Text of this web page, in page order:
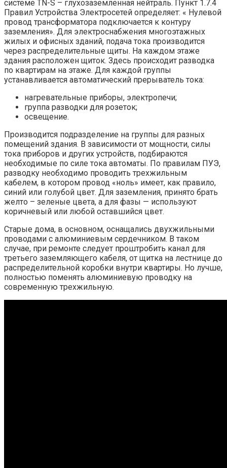
системе TN-S – глухозаземленная нейтраль. Пункт 1.7.4
Правил Устройства Электросетей определяет: « Нулевой
провод трансформатора подключается к контуру
заземления». Для электроснабжения многоэтажных
жилых и офисных зданий, подача тока производится
через распределительные щиты. На каждом этаже
здания расположен щиток. Здесь происходит разводка
по квартирам на этаже. Для каждой группы
устанавливается автоматический прерыватель тока:
нагревательные приборы, электропечи;
группа разводки для розеток;
освещение.
Производится подразделение на группы для разных
помещений здания. В зависимости от мощности, силы
тока приборов и других устройств, подбираются
необходимые по силе тока автоматы. По правилам ПУЭ,
разводку необходимо проводить трехжильным
кабелем, в котором провод «ноль» имеет, как правило,
синий или голубой цвет. Для заземления, принято брать
желто – зеленые цвета, а для фазы — используют
коричневый или любой оставшийся цвет.
Старые дома, в основном, оснащались двухжильными
проводами с алюминиевым сердечником. В таком
случае, при ремонте следует проштробить канал для
третьего заземляющего кабеля, от щитка на лестнице до
распределительной коробки внутри квартиры. Но лучше,
полностью поменять алюминиевую проводку на
современную трехжильную.